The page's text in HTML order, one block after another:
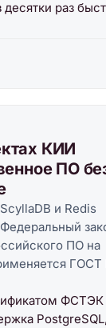
десятки раз
КИИ
ПО
и Redis
ПО на
ГОСТ